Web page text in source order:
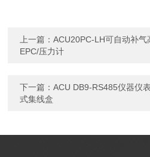
上一篇：ACU20PC-LH可自动补
EPC/压力计
下一篇：ACU DB9-RS485仪器仪
式集线盒